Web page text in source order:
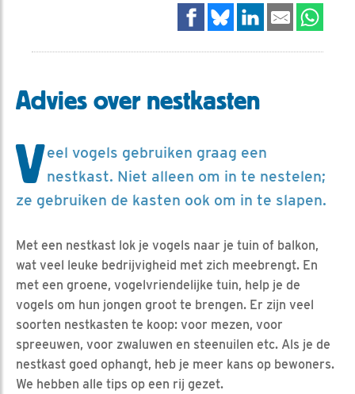
Advies over nestkasten
Veel vogels gebruiken graag een
nestkast. Niet alleen om in te nestelen;
ze gebruiken de kasten ook om in te slapen.
Met een nestkast lok je vogels naar je tuin of balkon,
wat veel leuke bedrijvigheid met zich meebrengt. En
met een groene, vogelvriendelijke tuin, help je de
vogels om hun jongen groot te brengen. Er zijn veel
soorten nestkasten te koop: voor mezen, voor
spreeuwen, voor zwaluwen en steenuilen etc. Als je de
nestkast goed ophangt, heb je meer kans op bewoners.
We hebben alle tips op een rij gezet.